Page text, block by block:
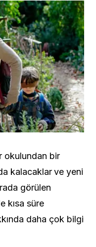
okulundan bir
kalacaklarve yeni
görülen
kısa süre
daha çok bilgi